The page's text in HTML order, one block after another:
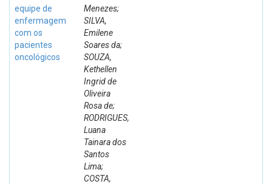
equipe de
enfermagem
com os
pacientes
oncológicos
Menezes;
SILVA,
Emilene
Soares da;
SOUZA,
Kethellen
Ingrid de
Oliveira
Rosa de;
RODRIGUES,
Luana
Tainara dos
Santos
Lima;
COSTA,